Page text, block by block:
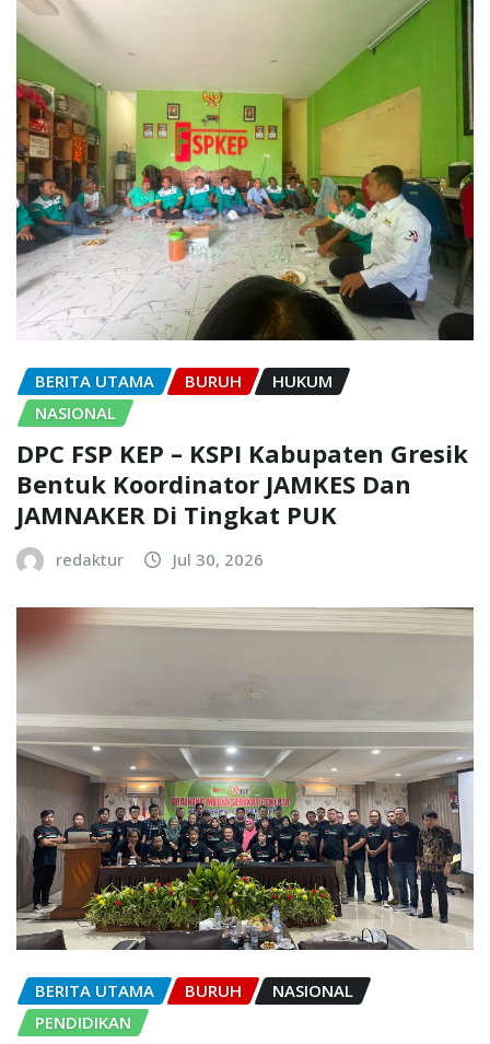
BERITA UTAMA BURUH
HUKUM
NASIONAL
DPC FSP KEP – KSPI Kabupaten Gresik
Bentuk Koordinator JAMKES Dan
JAMNAKER Di Tingkat PUK
redaktur Jul 30, 2026
BERITA UTAMA BURUH
NASIONAL
PENDIDIKAN